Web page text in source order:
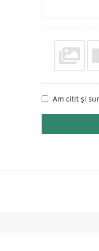
Am citit și